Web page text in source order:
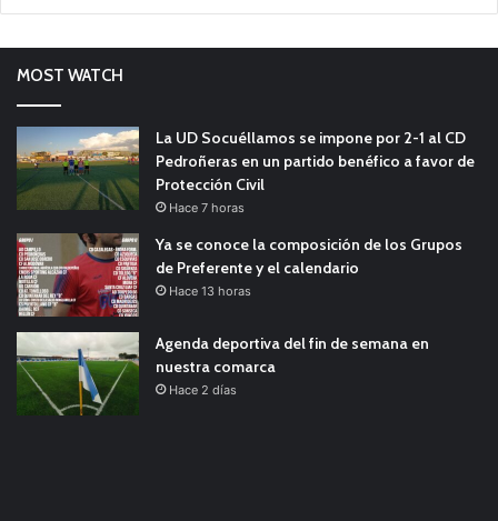
MOST WATCH
La UD Socuéllamos se impone por 2-1 al CD
Pedroñeras en un partido benéfico a favor de
Protección Civil
Hace 7 horas
Ya se conoce la composición de los Grupos
de Preferente y el calendario
Hace 13 horas
Agenda deportiva del fin de semana en
nuestra comarca
Hace 2 días